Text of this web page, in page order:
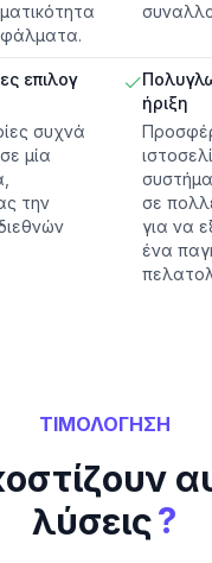
επιλογ
συχνά
μία
την
ήριξη
σε
για να
ένα
ΤΙΜΟΛΟΓΗΣΗ
λύσεις?